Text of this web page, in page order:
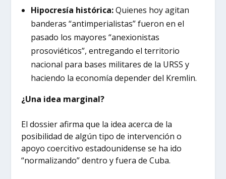
Hipocresía histórica:Quienes hoy agitan
banderas “antimperialistas” fueron en el
pasado los mayores “anexionistas
prosoviéticos”, entregando el territorio
nacional para bases militares de la URSS y
haciendo la economía depender del Kremlin.
¿Una idea marginal?
El dossier afirma que la idea acerca de la
posibilidad de algún tipo de intervención o
apoyo coercitivo estadounidense se ha ido
“normalizando” dentro y fuera de Cuba.